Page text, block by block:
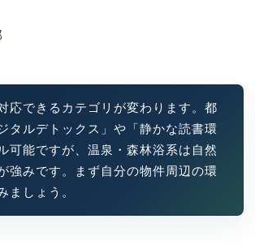
応できるカテゴリが変わります。都
タルデトックス」や「静かな読書環
可能ですが、温泉・森林浴系は自然
強みです。まず自分の物件周辺の環
ましょう。